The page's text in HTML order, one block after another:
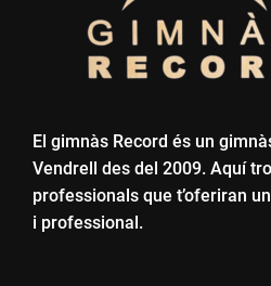
El gimnàs Record és un
Vendrell des del 2009. Aquí
professionals que t’oferiran
i professional.